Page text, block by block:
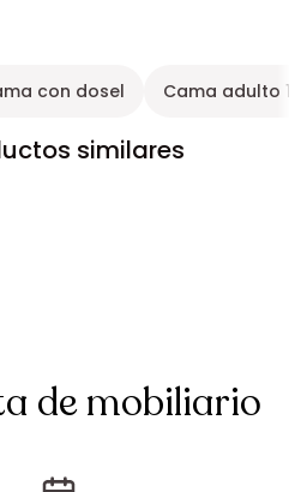
con dosel Cama adulto
similares
de mobiliario